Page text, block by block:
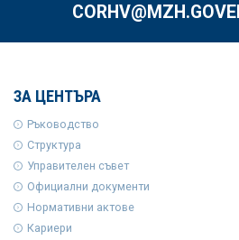
ЗА ЦЕНТЪРА
Ръководство
Структура
Управителен съвет
Официални документи
Нормативни актове
Кариери